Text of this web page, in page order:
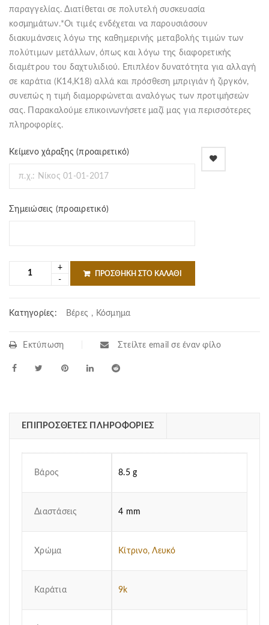
παραγγελίας. Διατίθεται σε πολυτελή συσκευασία
κοσμημάτων.*Οι τιµές ενδέχεται να παρουσιάσουν
διακυµάνσεις λόγω της καθηµερινής µεταβολής τιµών των
πολύτιµων µετάλλων, όπως και λόγω της διαφορετικής
διαµέτρου του δαχτυλιδιού. Επιπλέον δυνατότητα για αλλαγή
σε καράτια (Κ14,Κ18) αλλά και πρόσθεση μπριγιάν ή ζιργκόν,
συνεπώς η τιμή διαμορφώνεται αναλόγως των προτιμήσεών
σας. Παρακαλούμε επικοινωνήσετε μαζί μας για περισσότερες
πληροφορίες.
Κείμενο χάραξης (προαιρετικό)
Σημειώσεις (προαιρετικό)
ΠΡΟΣΘΉΚΗ ΣΤΟ ΚΑΛΆΘΙ
Κατηγορίες: Βέρες , Κόσμημα
Εκτύπωση Στείλτε email σε έναν φίλο
ΕΠΙΠΡΌΣΘΕΤΕΣ ΠΛΗΡΟΦΟΡΊΕΣ
Βάρος 8.5 g
Διαστάσεις 4 mm
Χρώμα Κίτρινο, Λευκό
Καράτια 9k